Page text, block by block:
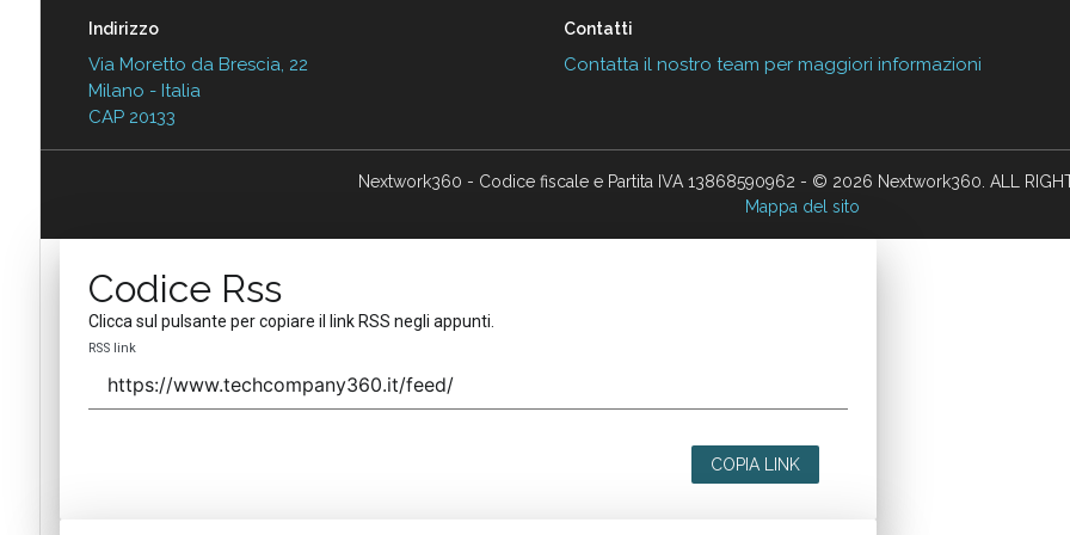
Indirizzo
Via Moretto da Brescia, 22
Milano - Italia
CAP 20133
Contatti
Contatta il nostro team per maggiori informazioni
Nextwork360 - Codice fiscale e Partita IVA 13868590962 - © 2026 Nextwork360. ALL
Mappa del sito
Codice Rss
Clicca sul pulsante per copiare il link RSS negli appunti.
RSS link
COPIA LINK